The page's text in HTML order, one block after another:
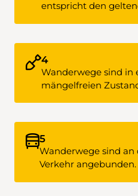
entspricht den
4
Wanderwege sind in
mängelfreien
5
Wanderwege sind
Verkehr angebunden.